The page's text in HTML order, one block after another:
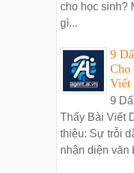
cho học sinh?
gì...
9
Viết
9
Thấy Bài Viết
thiệu: Sự trỗi
nhận diện văn